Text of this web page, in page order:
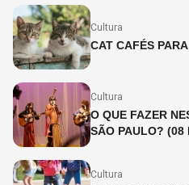
Cultura
CAT CAFÉS
Cultura
O QUE FAZER
SÃO PAULO? (08
Cultura